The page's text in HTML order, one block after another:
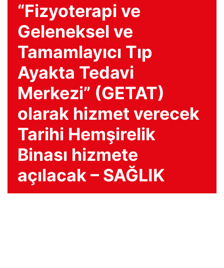
“Fizyoterapi ve
Geleneksel ve
Tamamlayıcı Tıp
Ayakta Tedavi
Merkezi” (GETAT)
olarak hizmet verecek
Tarihi Hemşirelik
Binası hizmete
açılacak – SAĞLIK